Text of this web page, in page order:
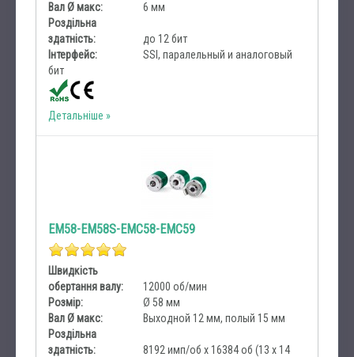
Вал Ø макс:
6 мм
Роздільна
здатність:
до 12 бит
Інтерфейс:
SSI, паралельный и аналоговый
бит
Детальніше
EM58-EM58S-EMC58-EMC59
Швидкість
обертання валу:
12000 об/мин
Розмір:
Ø 58 мм
Вал Ø макс:
Выходной 12 мм, полый 15 мм
Роздільна
здатність:
8192 имп/об х 16384 об (13 x 14